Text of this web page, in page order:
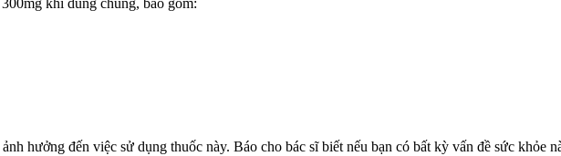
khi dùng chung, bao gồm:
hưởng đến việc sử dụng thuốc này. Báo cho bác sĩ biết nếu bạn có bất kỳ vấn đề sức khỏe